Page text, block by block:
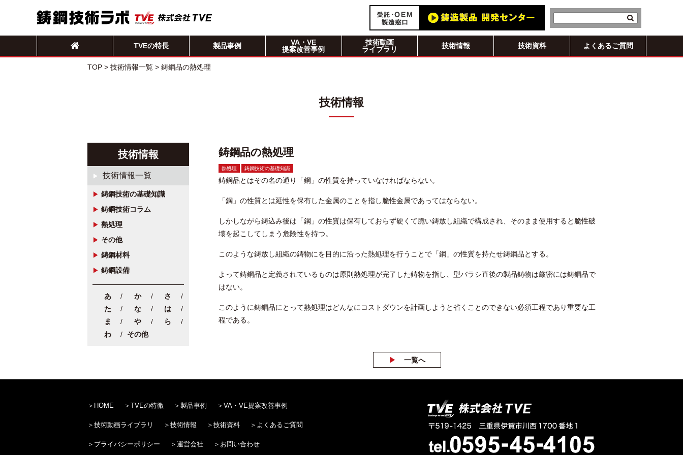
TVEの特長 製品事例
VA・VE
提案改善事例
技術動画
ライブラリ
技術情報 技術資料 よくあるご質問
TOP > 技術情報一覧 > 鋳鋼品の熱処理
技術情報
鋳鋼品の熱処理
熱処理 鋳鋼技術の基礎知識
鋳鋼品とはその名の通り「鋼」の性質を持っていなければならない。
「鋼」の性質とは延性を保有した金属のことを指し脆性金属であってはならない。
しかしながら鋳込み後は「鋼」の性質は保有しておらず硬くて脆い鋳放し組織で構成され、そのまま使用すると脆性破
壊を起こしてしまう危険性を持つ。
このような鋳放し組織の鋳物にを目的に沿った熱処理を行うことで「鋼」の性質を持たせ鋳鋼品とする。
よって鋳鋼品と定義されているものは原則熱処理が完了した鋳物を指し、型バラシ直後の製品鋳物は厳密には鋳鋼品で
はない。
このように鋳鋼品にとって熱処理はどんなにコストダウンを計画しようと省くことのできない必須工程であり重要な工
程である。
一覧へ
技術情報
技術情報一覧
鋳鋼技術の基礎知識
鋳鋼技術コラム
熱処理
その他
鋳鋼材料
鋳鋼設備
あ か
さ
た
な
は
ま
や
ら
わ
その他
HOME TVEの特徴 製品事例 VA・VE提案改善事例
技術動画ライブラリ 技術情報 技術資料 よくあるご質問
プライバシーポリシー 運営会社 お問い合わせ